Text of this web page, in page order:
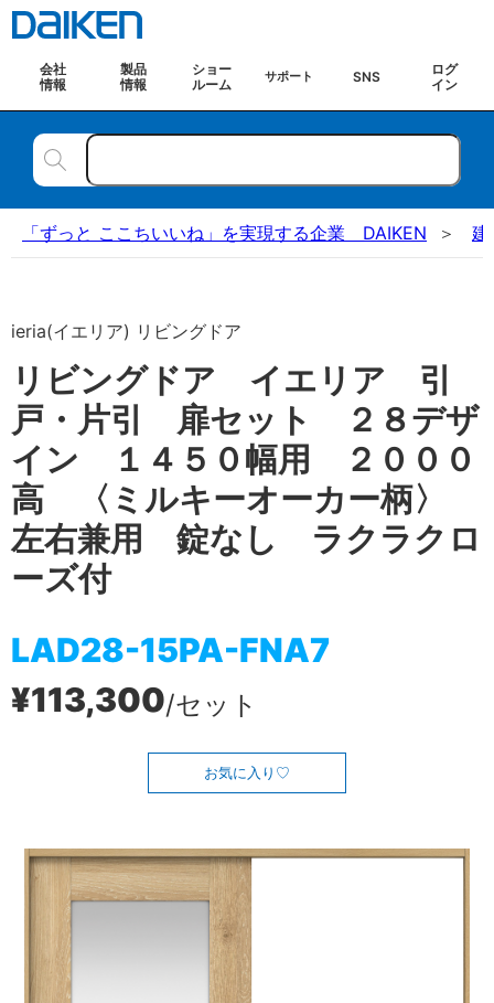
会社
情報
製品
情報
ショー
ルーム
サポート SNS
ログ
イン
「ずっと ここちいいね」を実現する企業 DAIKEN 建
ieria(イエリア) リビングドア
リビングドア イエリア 引
戸・片引 扉セット ２８デザ
イン １４５０幅用 ２０００
高 〈ミルキーオーカー柄〉
左右兼用 錠なし ラクラクロ
ーズ付
LAD28-15PA-FNA7
¥113,300/セット
お気に入り